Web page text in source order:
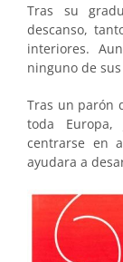
Tras su
descanso,
interiores.
ninguno de
Tras un parón
toda
centrarse en
ayudara a